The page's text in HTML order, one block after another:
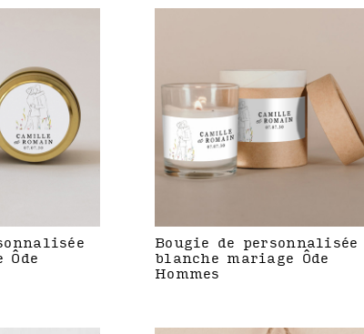
Bougie de personnalisée
blanche mariage Ôde
Hommes